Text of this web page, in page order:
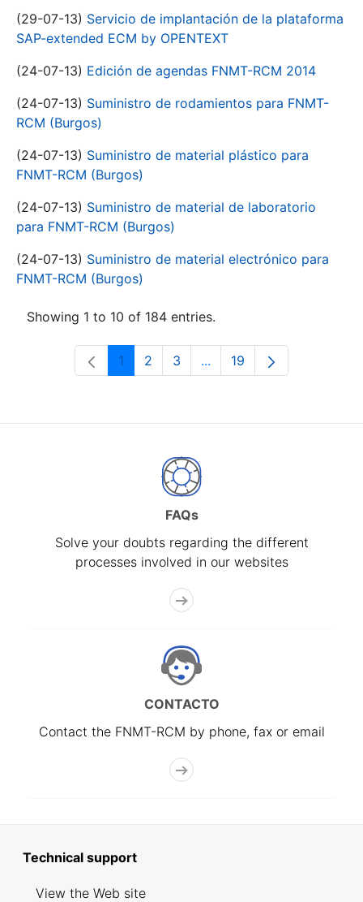
(29-07-13) Servicio de implantación de la plataforma
SAP-extended ECM by OPENTEXT
(24-07-13) Edición de agendas FNMT-RCM 2014
(24-07-13) Suministro de rodamientos para FNMT-
RCM (Burgos)
(24-07-13) Suministro de material plástico para
FNMT-RCM (Burgos)
(24-07-13) Suministro de material de laboratorio
para FNMT-RCM (Burgos)
(24-07-13) Suministro de material electrónico para
FNMT-RCM (Burgos)
Showing 1 to 10 of 184 entries.
Page
1 Page
2 Page
3 ...Intermediate Pages Use
Page
19
FAQs
Solve your doubts regarding the different
processes involved in our websites
CONTACTO
Contact the FNMT-RCM by phone, fax or email
Technical support
View the Web site